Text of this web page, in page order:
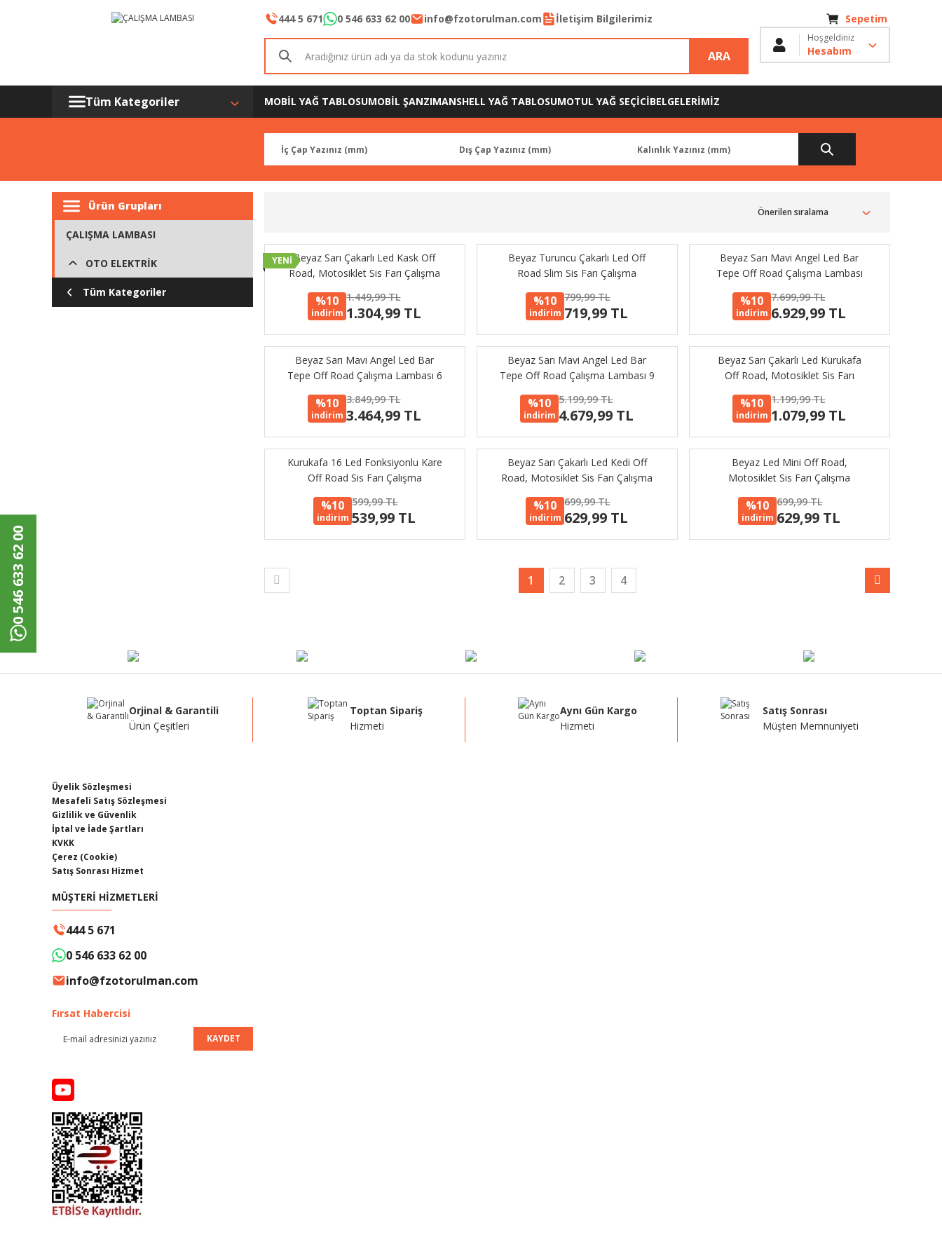
444 5 671 0 546 633 62 00 info@fzotorulman.com İletişim Bilgilerimiz
ARA
Sepetim
Hoşgeldiniz
Hesabım
Tüm Kategoriler MOBİL YAĞ TABLOSUMOBİL ŞANZIMANSHELL YAĞ TABLOSUMOTUL YAĞ SEÇİCİBELGELERİMİZ
Ürün Grupları
ÇALIŞMA LAMBASI
OTO ELEKTRİK
Tüm Kategoriler
YENİ Beyaz Sarı Çakarlı Led Kask Off
Road, Motosiklet Sis Farı Çalışma
%10
indirim
1.449,99 TL
1.304,99 TL
Beyaz Turuncu Çakarlı Led Off
Road Slim Sis Farı Çalışma
%10
indirim
799,99 TL
719,99 TL
Beyaz Sarı Mavi Angel Led Bar
Tepe Off Road Çalışma Lambası
%10
indirim
7.699,99 TL
6.929,99 TL
Beyaz Sarı Mavi Angel Led Bar
Tepe Off Road Çalışma Lambası 6
%10
indirim
3.849,99 TL
3.464,99 TL
Beyaz Sarı Mavi Angel Led Bar
Tepe Off Road Çalışma Lambası 9
%10
indirim
5.199,99 TL
4.679,99 TL
Beyaz Sarı Çakarlı Led Kurukafa
Off Road, Motosiklet Sis Farı
%10
indirim
1.199,99 TL
1.079,99 TL
Kurukafa 16 Led Fonksiyonlu Kare
Off Road Sis Farı Çalışma
%10
indirim
599,99 TL
539,99 TL
Beyaz Sarı Çakarlı Led Kedi Off
Road, Motosiklet Sis Farı Çalışma
%10
indirim
699,99 TL
629,99 TL
Beyaz Led Mini Off Road,
Motosiklet Sis Farı Çalışma
%10
indirim
699,99 TL
629,99 TL
1 2 3 4
Orjinal & Garantili
Ürün Çeşitleri
Toptan Sipariş
Hizmeti
Aynı Gün Kargo
Hizmeti
Satış Sonrası
Müşteri Memnuniyeti
Üyelik Sözleşmesi
Mesafeli Satış Sözleşmesi
Gizlilik ve Güvenlik
İptal ve İade Şartları
KVKK
Çerez (Cookie)
Satış Sonrası Hizmet
MÜŞTERİ HİZMETLERİ
444 5 671
0 546 633 62 00
info@fzotorulman.com
Fırsat Habercisi
KAYDET
0 546 633 62 00